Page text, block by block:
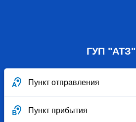
ГУП "АТЗ"
Пункт отправления
Пункт прибытия